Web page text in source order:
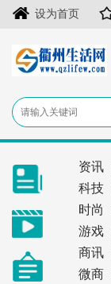
设为首页
资讯
科技
时尚
游戏
商讯
微商